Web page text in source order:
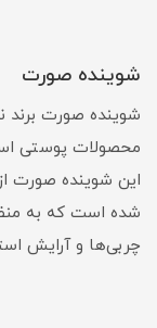
شوینده صورت
شوینده صورت برند
محصولات پوستی
این شوینده صورت
شده است که به
چربی‌ها و آرایش